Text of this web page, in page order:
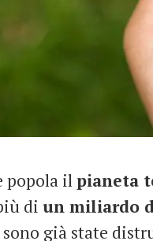
popola ilpianeta
di un miliardo
sono già state